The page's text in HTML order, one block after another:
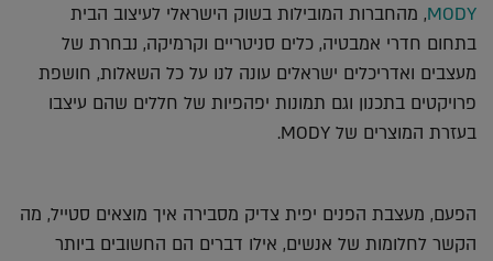
MODY, מהחברות המובילות בשוק הישראלי לעיצוב הבית
בתחום חדרי אמבטיה, כלים סניטריים וקרמיקה, נבחרת של
מעצבים ואדריכלים ישראלים עונה לנו על כל השאלות, חושפת
פרויקטים בתכנון וגם תמונות יפהפיות של חללים שהם עיצבו
בעזרת המוצרים של MODY.
הפעם, מעצבת הפנים יפית צדיק מסבירה איך מוצאים סטייל, מה
הקשר לחלומות של אנשים, אילו דברים הם החשובים ביותר